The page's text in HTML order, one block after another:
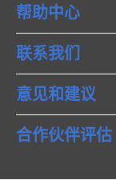
帮助中心
联系我们
意见和建议
合作伙伴评估